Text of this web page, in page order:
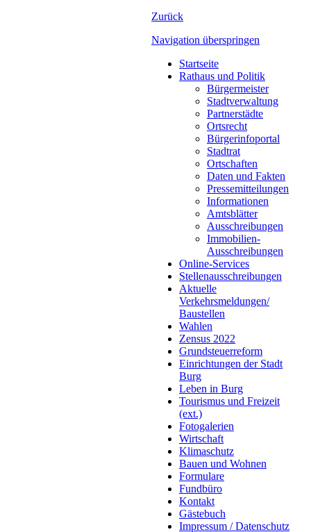
Zurück
Navigation überspringen
Startseite
Rathaus und Politik
Bürgermeister
Stadtverwaltung
Partnerstädte
Ortsrecht
Bürgerinfoportal
Stadtrat
Ortschaften
Daten und Fakten
Pressemitteilungen
Informationen
Amtsblätter
Ausschreibungen
Immobilien-
Ausschreibungen
Online-Services
Stellenausschreibungen
Aktuelle
Verkehrsmeldungen/
Baustellen
Wahlen
Zensus 2022
Grundsteuerreform
Einrichtungen der Stadt
Burg
Leben in Burg
Tourismus und Freizeit
(ext.)
Fotogalerien
Wirtschaft
Klimaschutz
Bauen und Wohnen
Formulare
Fundbüro
Kontakt
Gästebuch
Impressum / Datenschutz